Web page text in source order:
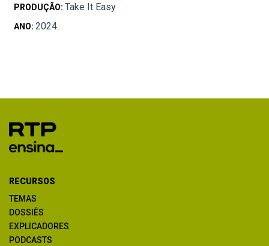
PRODUÇÃO: Take It Easy
ANO: 2024
RECURSOS
TEMAS
DOSSIÊS
EXPLICADORES
PODCASTS